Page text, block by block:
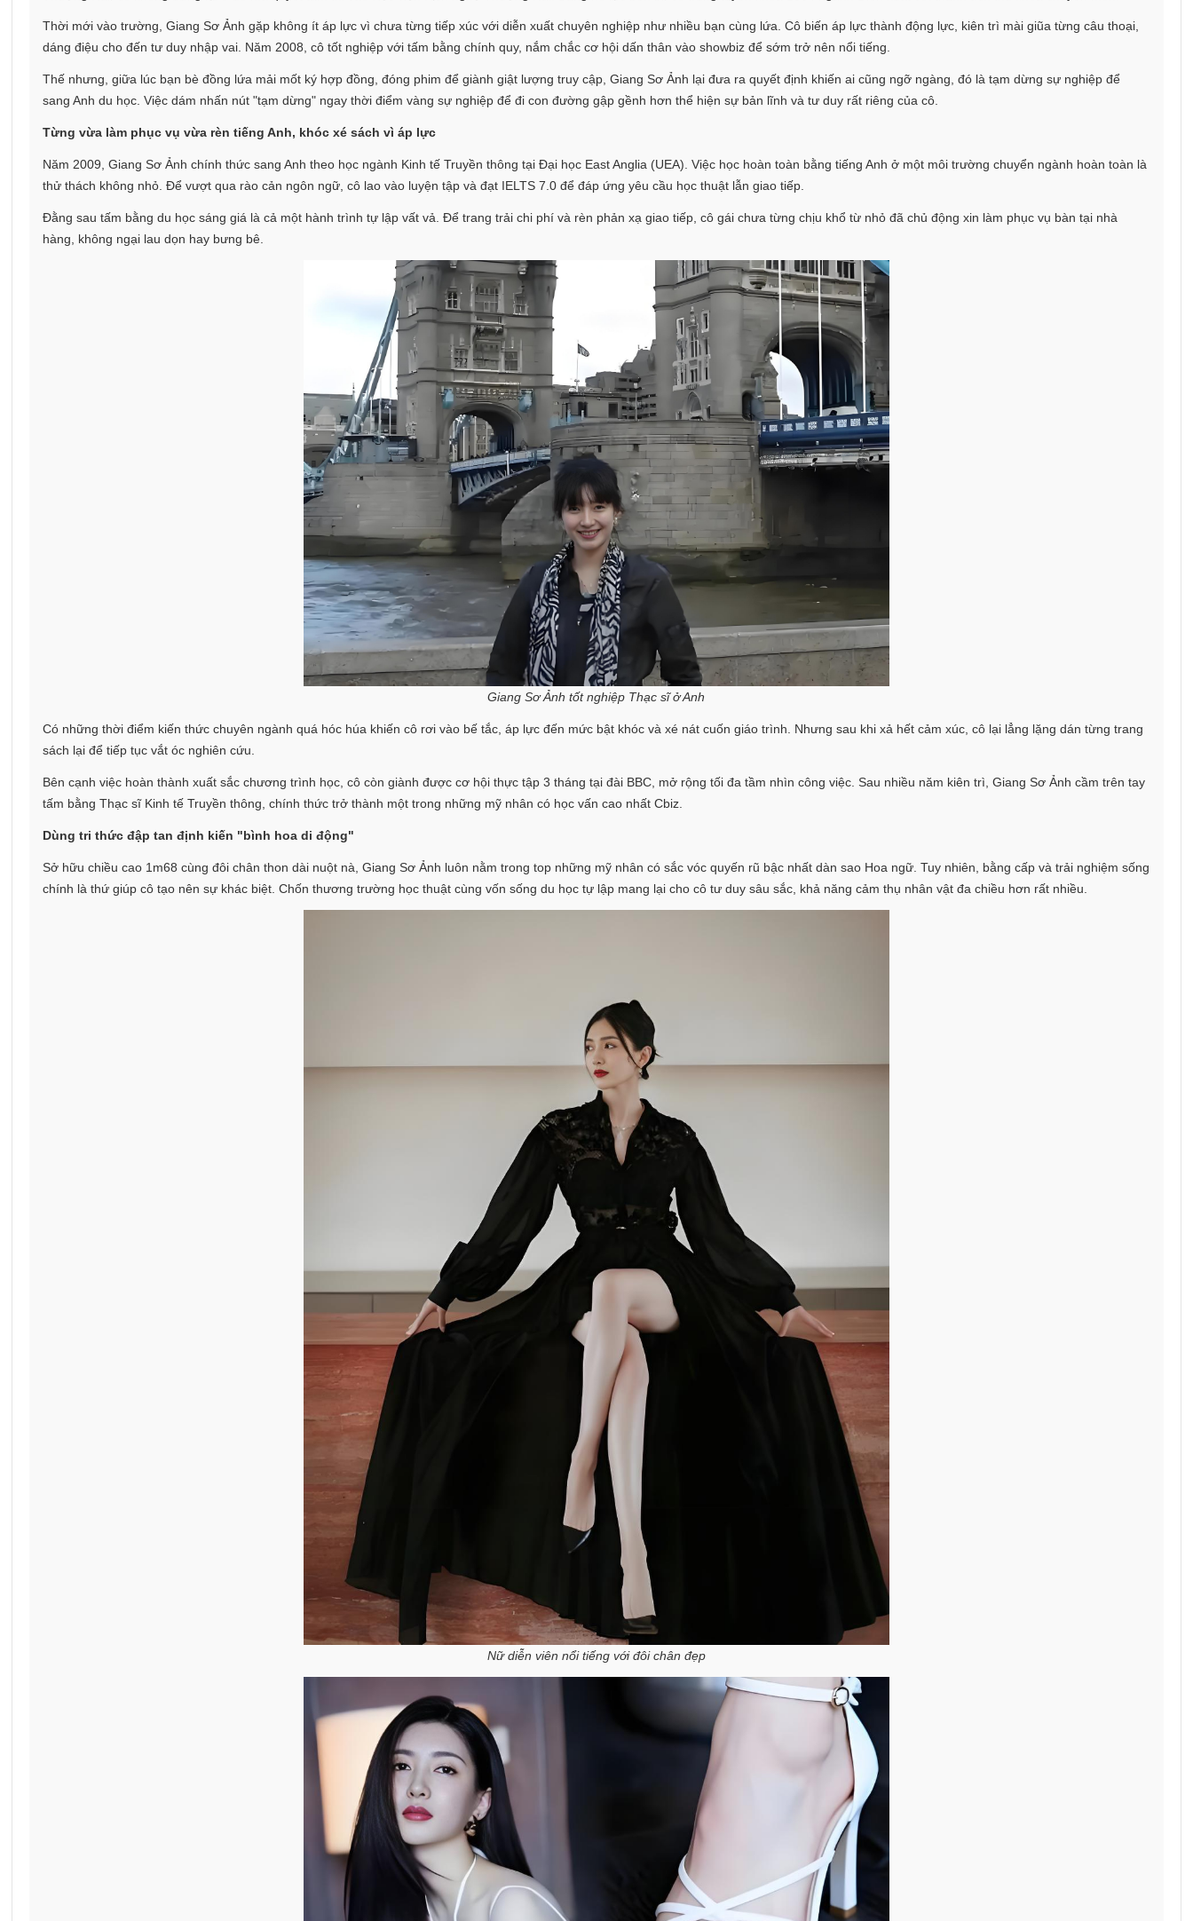
Thời mới vào trường, Giang Sơ Ảnh gặp không ít áp lực vì chưa từng tiếp xúc với diễn xuất chuyên nghiệp như nhiều bạn cùng lứa. Cô biến áp lực thành động lực, kiên trì mài giũa từng câu thoại,
dáng điệu cho đến tư duy nhập vai. Năm 2008, cô tốt nghiệp với tấm bằng chính quy, nắm chắc cơ hội dấn thân vào showbiz để sớm trở nên nổi tiếng.
Thế nhưng, giữa lúc bạn bè đồng lứa mải mốt ký hợp đồng, đóng phim để giành giật lượng truy cập, Giang Sơ Ảnh lại đưa ra quyết định khiến ai cũng ngỡ ngàng, đó là tạm dừng sự nghiệp để
sang Anh du học. Việc dám nhấn nút "tạm dừng" ngay thời điểm vàng sự nghiệp để đi con đường gập gềnh hơn thể hiện sự bản lĩnh và tư duy rất riêng của cô.
Từng vừa làm phục vụ vừa rèn tiếng Anh, khóc xé sách vì áp lực
Năm 2009, Giang Sơ Ảnh chính thức sang Anh theo học ngành Kinh tế Truyền thông tại Đại học East Anglia (UEA). Việc học hoàn toàn bằng tiếng Anh ở một môi trường chuyển ngành hoàn toàn là
thử thách không nhỏ. Để vượt qua rào cản ngôn ngữ, cô lao vào luyện tập và đạt IELTS 7.0 để đáp ứng yêu cầu học thuật lẫn giao tiếp.
Đằng sau tấm bằng du học sáng giá là cả một hành trình tự lập vất vả. Để trang trải chi phí và rèn phản xạ giao tiếp, cô gái chưa từng chịu khổ từ nhỏ đã chủ động xin làm phục vụ bàn tại nhà
hàng, không ngại lau dọn hay bưng bê.
Giang Sơ Ảnh tốt nghiệp Thạc sĩ ở Anh
Có những thời điểm kiến thức chuyên ngành quá hóc húa khiến cô rơi vào bế tắc, áp lực đến mức bật khóc và xé nát cuốn giáo trình. Nhưng sau khi xả hết cảm xúc, cô lại lẳng lặng dán từng trang
sách lại để tiếp tục vắt óc nghiên cứu.
Bên cạnh việc hoàn thành xuất sắc chương trình học, cô còn giành được cơ hội thực tập 3 tháng tại đài BBC, mở rộng tối đa tầm nhìn công việc. Sau nhiều năm kiên trì, Giang Sơ Ảnh cầm trên tay
tấm bằng Thạc sĩ Kinh tế Truyền thông, chính thức trở thành một trong những mỹ nhân có học vấn cao nhất Cbiz.
Dùng tri thức đập tan định kiến "bình hoa di động"
Sở hữu chiều cao 1m68 cùng đôi chân thon dài nuột nà, Giang Sơ Ảnh luôn nằm trong top những mỹ nhân có sắc vóc quyến rũ bậc nhất dàn sao Hoa ngữ. Tuy nhiên, bằng cấp và trải nghiệm sống
chính là thứ giúp cô tạo nên sự khác biệt. Chốn thương trường học thuật cùng vốn sống du học tự lập mang lại cho cô tư duy sâu sắc, khả năng cảm thụ nhân vật đa chiều hơn rất nhiều.
Nữ diễn viên nổi tiếng với đôi chân đẹp